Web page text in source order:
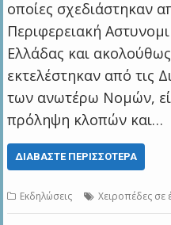
οποίες σχεδιάστηκαν
Περιφερειακή
Ελλάδας και
εκτελέστηκαν από τις
των ανωτέρω Νομών,
πρόληψη κλοπών και…
ΔΙΑΒΆΣΤΕ ΠΕΡΙΣΣΌΤΕΡΑ
Εκδηλώσεις Χειροπέδες σε